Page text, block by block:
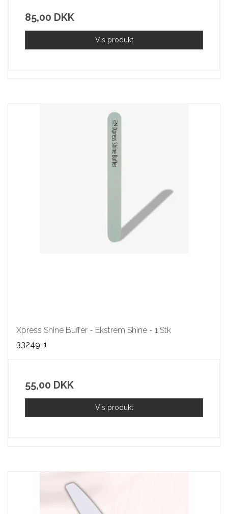
85,00 DKK
Vis produkt
Xpress Shine Buffer - Ekstrem Shine - 1 Stk
33249-1
55,00 DKK
Vis produkt